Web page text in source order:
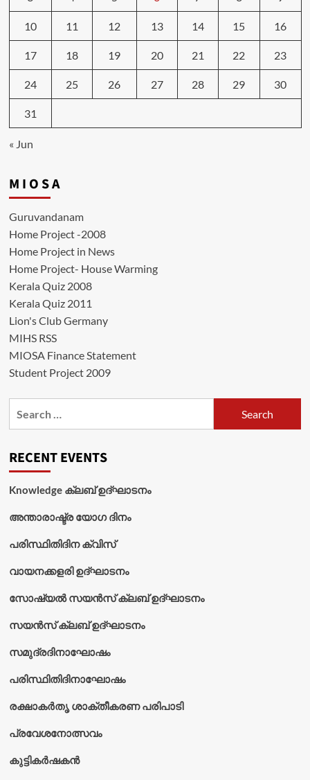
10 11 12 13 14 15 16
17 18 19 20 21 22 23
24 25 26 27 28 29 30
31
« Jun
M I O S A
Guruvandanam
Home Project -2008
Home Project in News
Home Project- House Warming
Kerala Quiz 2008
Kerala Quiz 2011
Lion's Club Germany
MIHS RSS
MIOSA Finance Statement
Student Project 2009
RECENT EVENTS
Knowledge ക്ലബ് ഉദ്‌ഘാടനം
അന്താരാഷ്ട്ര യോഗ ദിനം
പരിസ്ഥിതിദിന ക്വിസ്
വായനക്കളരി ഉദ്‌ഘാടനം
സോഷ്യൽ സയൻസ് ക്ലബ് ഉദ്‌ഘാടനം
സയൻസ് ക്ലബ് ഉദ്‌ഘാടനം
സമുദ്രദിനാഘോഷം
പരിസ്ഥിതിദിനാഘോഷം
രക്ഷാകർതൃ ശാക്തീകരണ പരിപാടി
പ്രവേശനോത്സവം
കുട്ടികര്‍ഷകന്‍